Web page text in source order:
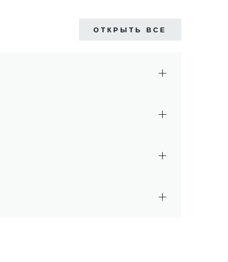
ОТКРЫТЬ ВСЕ